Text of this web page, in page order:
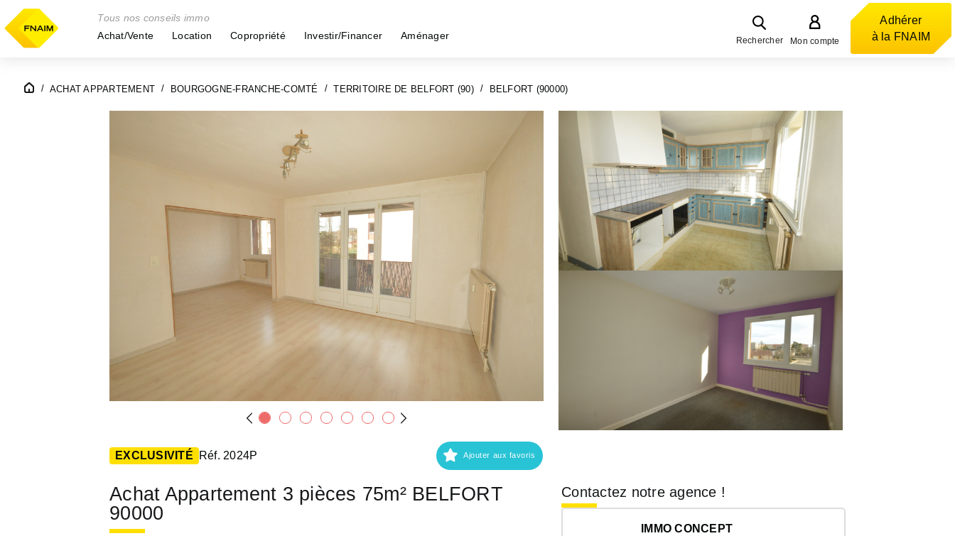
Tous nos conseils immo
Achat/Vente
Location Copropriété Investir/Financer Aménager Rechercher Mon compte
Adhérer
à la FNAIM
ACHAT APPARTEMENT BOURGOGNE-FRANCHE-COMTÉ TERRITOIRE DE BELFORT (90) BELFORT (90000)
EXCLUSIVITÉ Réf. 2024P Ajouter aux favoris
Achat Appartement 3 pièces 75m² BELFORT
90000
Contactez notre agence !
IMMO CONCEPT